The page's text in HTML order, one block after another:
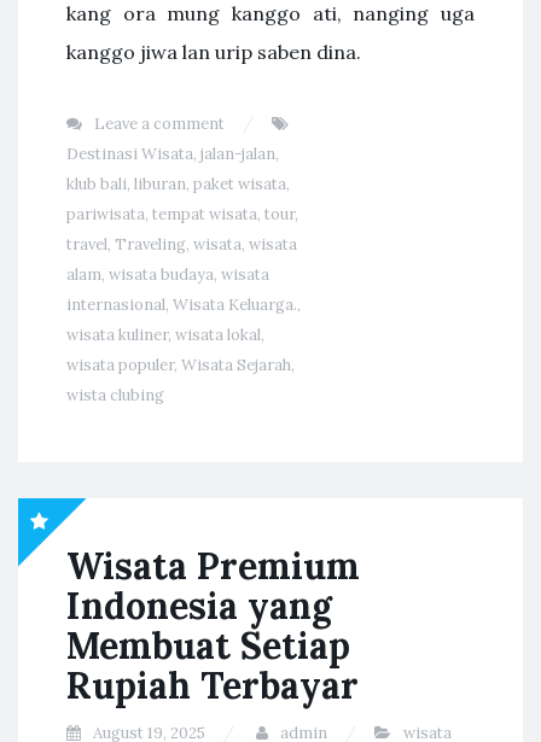
kang ora mung kanggo ati, nanging uga
kanggo jiwa lan urip saben dina.
Leave a comment
Destinasi Wisata, jalan-jalan,
klub bali, liburan, paket wisata,
pariwisata, tempat wisata, tour,
travel, Traveling, wisata, wisata
alam, wisata budaya, wisata
internasional, Wisata Keluarga.,
wisata kuliner, wisata lokal,
wisata populer, Wisata Sejarah,
wista clubing
Wisata Premium
Indonesia yang
Membuat Setiap
Rupiah Terbayar
August 19, 2025 admin wisata